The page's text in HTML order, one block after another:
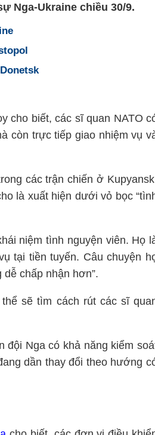
Nga-Ukraine chiều 30/9.
cho biết, các sĩ quan NATO
còn trực tiếp giao nhiệm vụ
các trận chiến ở
là xuất hiện dưới vỏ bọc
niệm tình nguyện viên. Họ
tại tiền tuyến. Câu chuyện
chấp nhận hơn”.
sẽ tìm cách rút các sĩ
đội Nga có khả năng kiểm
dần thay đổi theo hướng